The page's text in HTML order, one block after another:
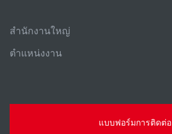
สํานักงานใหญ่
ตําแหน่งงาน
แบบฟอร์มการติดต่อ